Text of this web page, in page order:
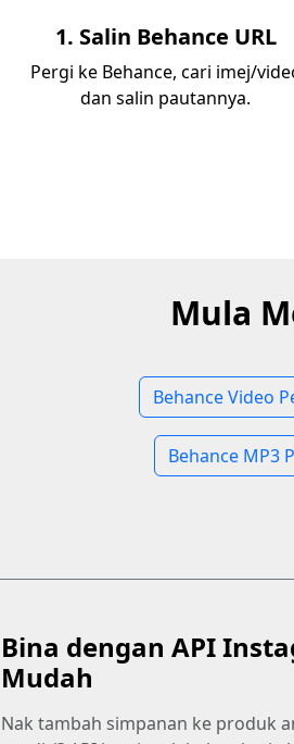
1. Salin Behance URL
Pergi ke Behance, cari imej/
dan salin pautannya.
Mula
Behance Video
Behance MP3
Bina dengan API
Mudah
Nak tambah simpanan ke produk